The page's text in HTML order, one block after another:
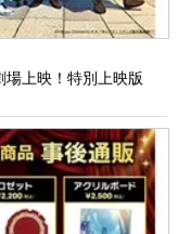
場上映！特別上映版